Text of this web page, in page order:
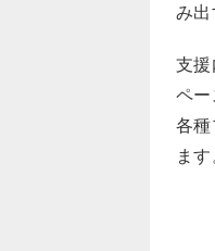
み出
支
ペー
各
ます